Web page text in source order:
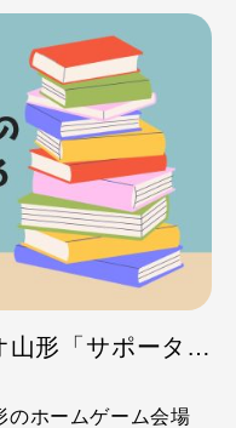
ブックオフ×モンテディオ山形「サポーターが子どもたちの読書の機会を創る」施策とは？
のホームゲーム会場